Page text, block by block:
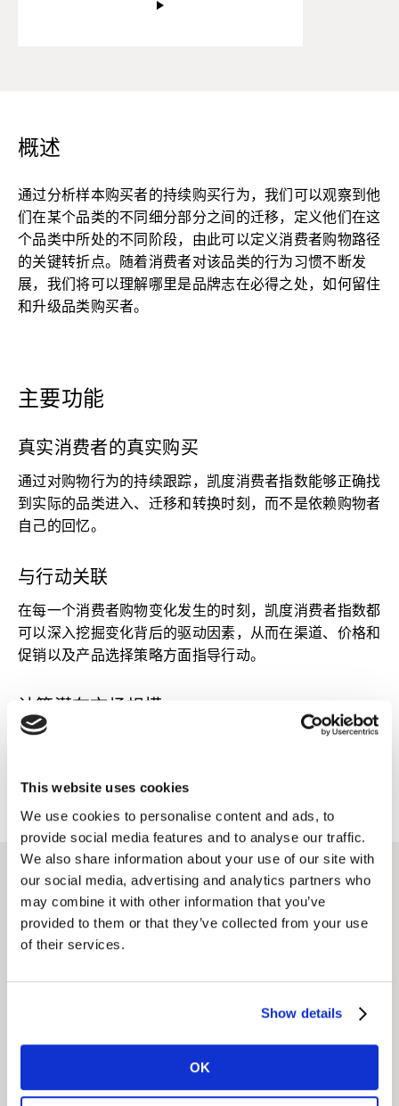
This website uses cookies
We use cookies to personalise content and ads, to
provide social media features and to analyse our traffic.
We also share information about your use of our site with
our social media, advertising and analytics partners who
may combine it with other information that you’ve
provided to them or that they’ve collected from your use
of their services.
Show details
OK
概述
通过分析样本购买者的持续购买行为，我们可以观察到他
们在某个品类的不同细分部分之间的迁移，定义他们在这
个品类中所处的不同阶段，由此可以定义消费者购物路径
的关键转折点。随着消费者对该品类的行为习惯不断发
展，我们将可以理解哪里是品牌志在必得之处，如何留住
和升级品类购买者。
主要功能
真实消费者的真实购买
通过对购物行为的持续跟踪，凯度消费者指数能够正确找
到实际的品类进入、迁移和转换时刻，而不是依赖购物者
自己的回忆。
与行动关联
在每一个消费者购物变化发生的时刻，凯度消费者指数都
可以深入挖掘变化背后的驱动因素，从而在渠道、价格和
促销以及产品选择策略方面指导行动。
凯度消费者指数可以进一步测算每一个举动的潜在影响，
相关解决方案
报。
了解更多